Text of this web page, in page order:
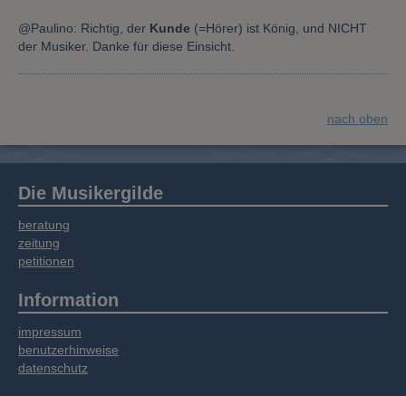
@Paulino: Richtig, der Kunde (=Hörer) ist König, und NICHT
der Musiker. Danke für diese Einsicht.
nach oben
Die Musikergilde
beratung
zeitung
petitionen
Information
impressum
benutzerhinweise
datenschutz